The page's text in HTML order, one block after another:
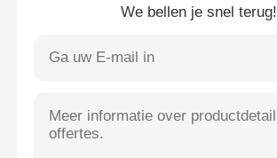
We bellen je snel terug!